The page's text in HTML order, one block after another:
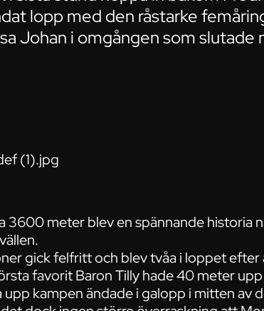
lopp med den råstarke
Johan i omgången som
3600 meter blev en spännande historia
gick felfritt och blev tvåa i loppet
favorit Baron Tilly hade 40 meter
kampen ändade i galopp i mitten av